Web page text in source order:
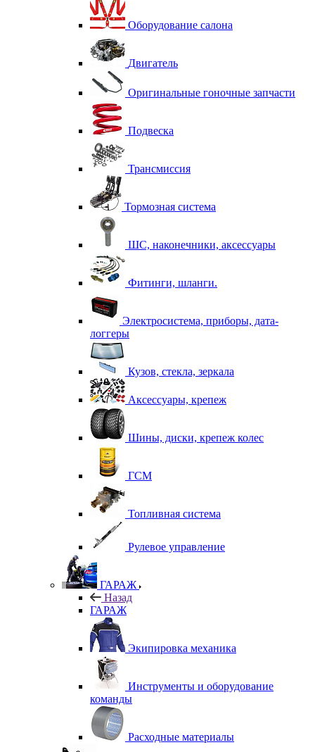
Оборудование салона
Двигатель
Оригинальные гоночные запчасти
Подвеска
Трансмиссия
Тормозная система
ШС, наконечники, аксессуары
Фитинги, шланги.
Электросистема, приборы, дата-
логгеры
Кузов, стекла, зеркала
Аксессуары, крепеж
Шины, диски, крепеж колес
ГСМ
Топливная система
Рулевое управление
ГАРАЖ
Назад
ГАРАЖ
Экипировка механика
Инструменты и оборудование
команды
Расходные материалы